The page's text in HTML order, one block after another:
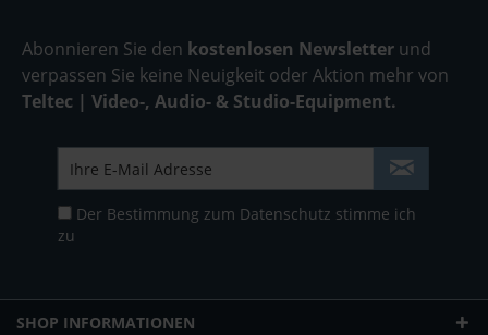
Abonnieren Sie den kostenlosen Newsletter und
verpassen Sie keine Neuigkeit oder Aktion mehr von
Teltec | Video-, Audio- & Studio-Equipment.
Der Bestimmung zum Datenschutz stimme ich
zu
SHOP INFORMATIONEN